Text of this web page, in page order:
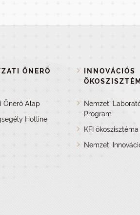
ÖNERŐ
Önerő Alap
Hotline
INNOVÁCIÓS
Nemzeti
Program
KFI
Nemzeti